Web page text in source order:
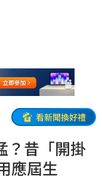
看新聞換好禮
？昔「開掛
應屆生